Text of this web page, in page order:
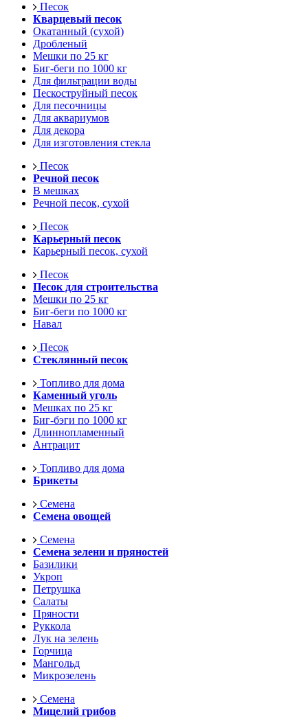
Песок
Кварцевый песок
Окатанный (сухой)
Дробленый
Мешки по 25 кг
Биг-беги по 1000 кг
Для фильтрации воды
Пескоструйный песок
Для песочницы
Для аквариумов
Для декора
Для изготовления стекла
Песок
Речной песок
В мешках
Речной песок, сухой
Песок
Карьерный песок
Карьерный песок, сухой
Песок
Песок для строительства
Мешки по 25 кг
Биг-беги по 1000 кг
Навал
Песок
Стеклянный песок
Топливо для дома
Каменный уголь
Мешках по 25 кг
Биг-бэги по 1000 кг
Длиннопламенный
Антрацит
Топливо для дома
Брикеты
Семена
Семена овощей
Семена
Семена зелени и пряностей
Базилики
Укроп
Петрушка
Салаты
Пряности
Руккола
Лук на зелень
Горчица
Мангольд
Микрозелень
Семена
Мицелий грибов